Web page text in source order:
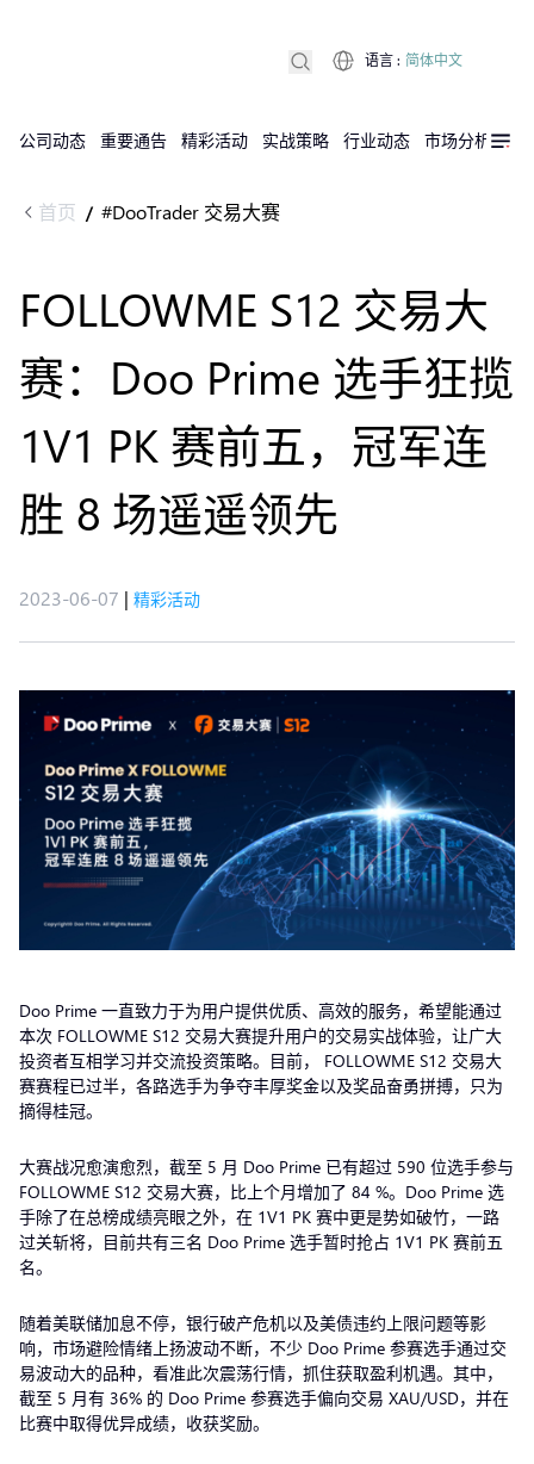
公司动态 重要通告 精彩活动 实战策略 行业动态 市场分析
语言 : 简体中文
首页 / #DooTrader 交易大赛
FOLLOWME S12 交易大
赛：Doo Prime 选手狂揽
1V1 PK 赛前五，冠军连
胜 8 场遥遥领先
2023-06-07 | 精彩活动
Doo Prime 一直致力于为用户提供优质、高效的服务，希望能通过
本次 FOLLOWME S12 交易大赛提升用户的交易实战体验，让广大
投资者互相学习并交流投资策略。目前， FOLLOWME S12 交易大
赛赛程已过半，各路选手为争夺丰厚奖金以及奖品奋勇拼搏，只为
摘得桂冠。
大赛战况愈演愈烈，截至 5 月 Doo Prime 已有超过 590 位选手参与
FOLLOWME S12 交易大赛，比上个月增加了 84 %。Doo Prime 选
手除了在总榜成绩亮眼之外，在 1V1 PK 赛中更是势如破竹，一路
过关斩将，目前共有三名 Doo Prime 选手暂时抢占 1V1 PK 赛前五
名。
随着美联储加息不停，银行破产危机以及美债违约上限问题等影
响，市场避险情绪上扬波动不断，不少 Doo Prime 参赛选手通过交
易波动大的品种，看准此次震荡行情，抓住获取盈利机遇。其中，
截至 5 月有 36% 的 Doo Prime 参赛选手偏向交易 XAU/USD，并在
比赛中取得优异成绩，收获奖励。